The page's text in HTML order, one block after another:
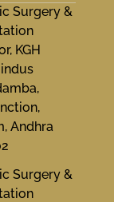
Surgery &
KGH
Andhra
Surgery &